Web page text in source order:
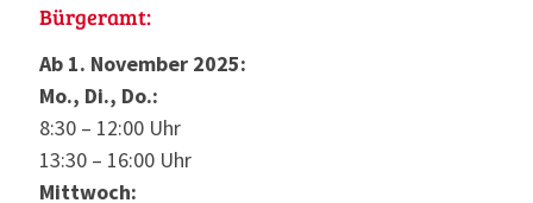
Bürgeramt:
Ab 1. November 2025:
Mo., Di., Do.:
8:30 – 12:00 Uhr
13:30 – 16:00 Uhr
Mittwoch: